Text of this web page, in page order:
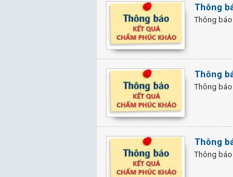
Thông
Thông
Thông
Thông
Thông
Thông